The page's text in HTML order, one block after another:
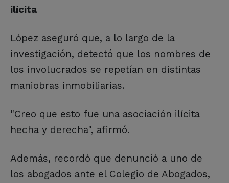
ilícita
López aseguró que, a lo largo de la
investigación, detectó que los nombres de
los involucrados se repetían en distintas
maniobras inmobiliarias.
"Creo que esto fue una asociación ilícita
hecha y derecha", afirmó.
Además, recordó que denunció a uno de
los abogados ante el Colegio de Abogados,